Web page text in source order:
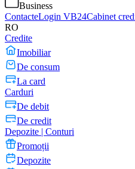
Business
ContacteLogin VB24Cabinet
RO
Credite
Imobiliar
De consum
La card
Carduri
De debit
De credit
Depozite | Conturi
Promoții
Depozite